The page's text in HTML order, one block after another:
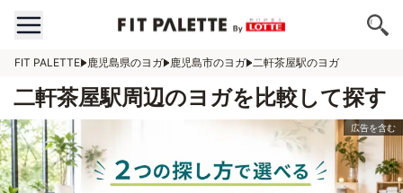
FIT PALETTE 鹿児島県のヨガ 鹿児島市のヨガ 二軒茶屋駅のヨガ
二軒茶屋駅周辺のヨガを比較して探す